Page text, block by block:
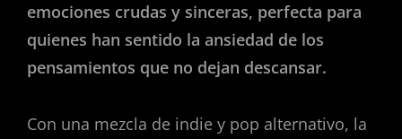
emociones crudas y sinceras, perfecta para
quienes han sentido la ansiedad de los
pensamientos que no dejan descansar.
Con una mezcla de indie y pop alternativo, la